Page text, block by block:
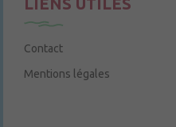
Contact
Mentions légales